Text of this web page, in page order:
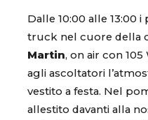
Dalle 10:00 alle 13:00
truck nel cuore della
Martin, on air con
agli ascoltatori
vestito a festa. Nel
allestito davanti alla